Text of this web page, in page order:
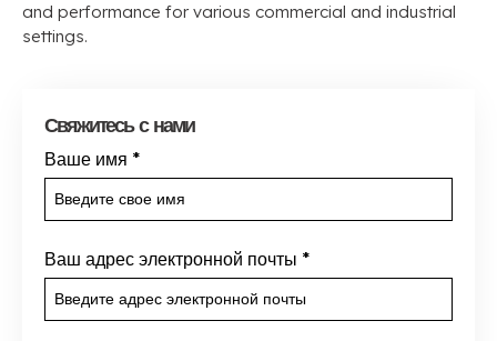
and performance for various commercial and industrial
settings.
Свяжитесь с нами
Ваше имя *
Ваш адрес электронной почты *